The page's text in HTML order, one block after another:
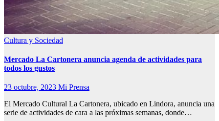
Cultura y Sociedad
Mercado La Cartonera anuncia agenda de actividades para
todos los gustos
23 octubre, 2023 Mi Prensa
El Mercado Cultural La Cartonera, ubicado en Lindora, anuncia una
serie de actividades de cara a las próximas semanas, donde…